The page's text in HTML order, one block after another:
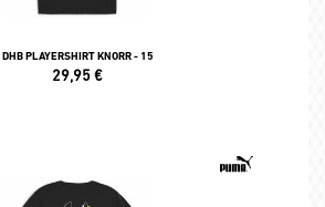
DHB PLAYERSHIRT KNORR - 15
29,95€